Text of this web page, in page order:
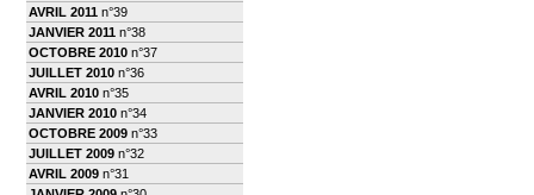
AVRIL 2011 n°39
JANVIER 2011 n°38
OCTOBRE 2010 n°37
JUILLET 2010 n°36
AVRIL 2010 n°35
JANVIER 2010 n°34
OCTOBRE 2009 n°33
JUILLET 2009 n°32
AVRIL 2009 n°31